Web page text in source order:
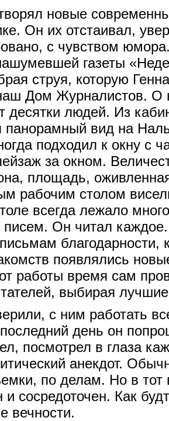
новые
Он их отстаивал,
с чувством
газеты
струя, которую
Дом Журналистов. О
десятки людей. Из
панорамный вид на
подходил к окну с
за окном.
площадь,
рабочим столом
всегда лежало
писем. Он читал
благодарности,
появлялись
работы время сам
выбирая
с ним работать
день он
посмотрел в глаза
анекдот.
по делам. Но в
и сосредоточен. Как
вечности.